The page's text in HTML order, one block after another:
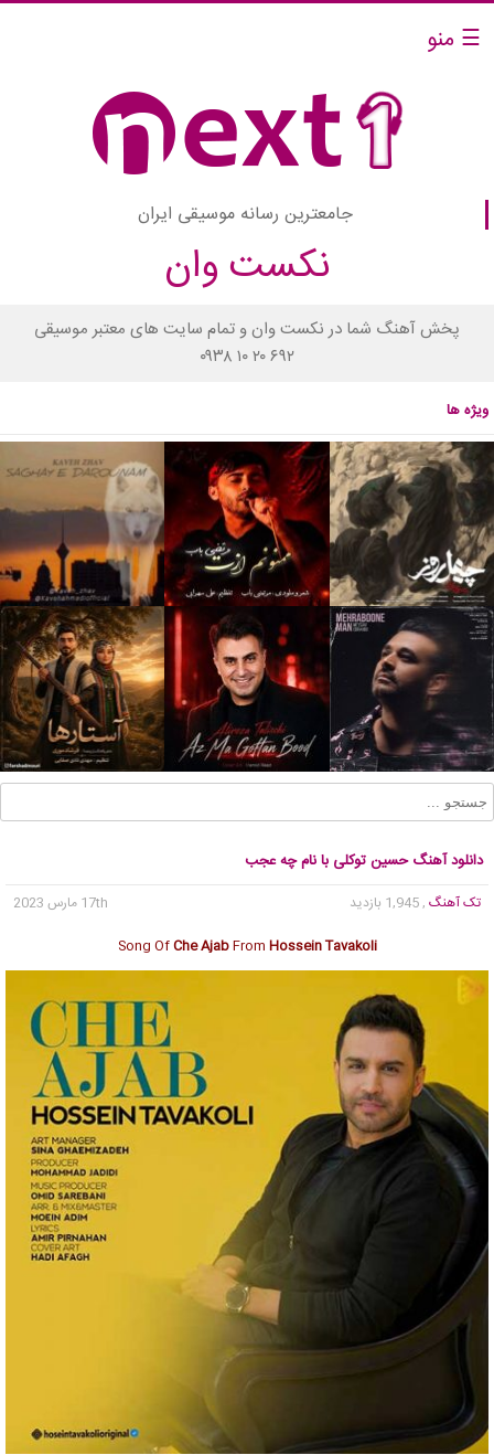
☰ منو
جامعترین رسانه موسیقی ایران
نکست وان
پخش آهنگ شما در نکست وان و تمام سایت های معتبر موسیقی
۰۹۳۸ ۱۰ ۲۰ ۶۹۲
ویژه ها
دانلود آهنگ حسین توکلی با نام چه عجب
تک آهنگ , 1,945 بازدید
17th مارس 2023
Song OfChe AjabFrom Hossein Tavakoli